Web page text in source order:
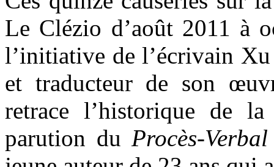
Le Clézio d’août 2011 à
l’initiative de l’écrivain
et traducteur de son
retrace l’historique de
parution duProcès-Verbal